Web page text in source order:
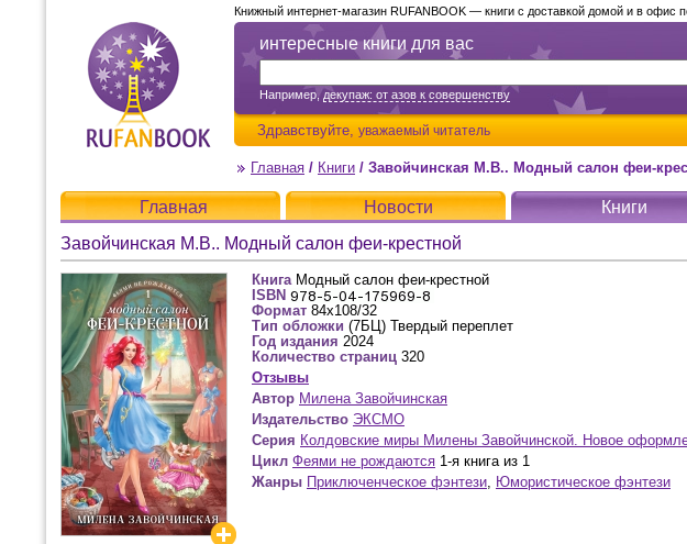
интересные книги для вас
Например,декупаж: от азов к совершенству
Здравствуйте, уважаемый читатель
Книжный интернет-магазин RUFANBOOK — книги с доставкой домой и в офис
Главная / Книги / Завойчинская М.В.. Модный салон феи-
Главная Новости Книги
Завойчинская М.В.. Модный салон феи-крестной
Книга Модный салон феи-крестной
ISBN
Формат 84x108/32
Тип обложки (7БЦ) Твердый переплет
Год издания 2024
Количество страниц 320
Отзывы
Автор Милена Завойчинская
Издательство ЭКСМО
Серия Колдовские миры Милены Завойчинской. Новое
Цикл Феями не рождаются 1-я книга из 1
Жанры Приключенческое фэнтези, Юмористическое фэнтези